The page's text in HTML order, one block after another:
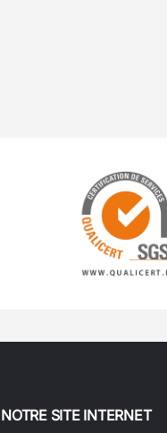
NOTRE SITE INTERNET